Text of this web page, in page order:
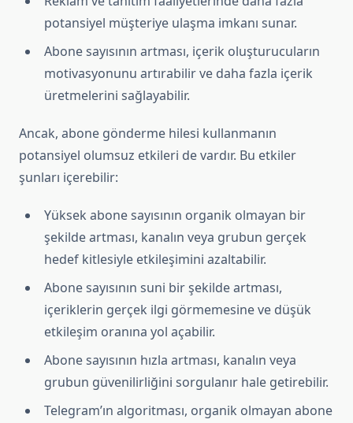
potansiyel müşteriye ulaşma imkanı sunar.
Abone sayısının artması, içerik oluşturucuların
motivasyonunu artırabilir ve daha fazla içerik
üretmelerini sağlayabilir.
Ancak, abone gönderme hilesi kullanmanın
potansiyel olumsuz etkileri de vardır. Bu etkiler
şunları içerebilir:
Yüksek abone sayısının organik olmayan bir
şekilde artması, kanalın veya grubun gerçek
hedef kitlesiyle etkileşimini azaltabilir.
Abone sayısının suni bir şekilde artması,
içeriklerin gerçek ilgi görmemesine ve düşük
etkileşim oranına yol açabilir.
Abone sayısının hızla artması, kanalın veya
grubun güvenilirliğini sorgulanır hale getirebilir.
Telegram’ın algoritması, organik olmayan abone